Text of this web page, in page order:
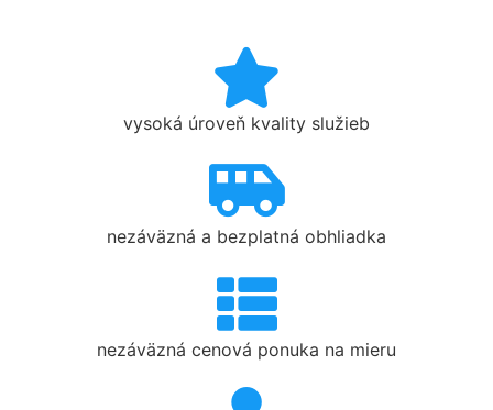
vysoká úroveň kvality služieb
nezáväzná a bezplatná obhliadka
nezáväzná cenová ponuka na mieru